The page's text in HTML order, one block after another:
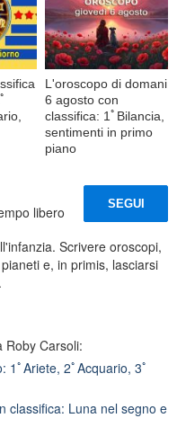
L'oroscopo di domani
6 agosto con
classifica: 1ﾟBilancia,
sentimenti in primo
piano
libero
SEGUI
Scrivere oroscopi,
e, in primis, lasciarsi
Roby Carsoli:
1ﾟAriete, 2ﾟAcquario, 3ﾟ
classifica: Luna nel segno e